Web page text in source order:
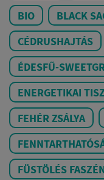
BIO
BLACK
CÉDRUSHAJTÁS
ÉDESFŰ-
ENERGETIKAI
FEHÉR ZSÁLYA
FÜSTÖLÉS